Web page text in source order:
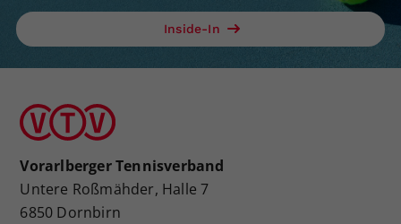
Inside-In
Vorarlberger Tennisverband
Untere Roßmähder, Halle 7
6850 Dornbirn